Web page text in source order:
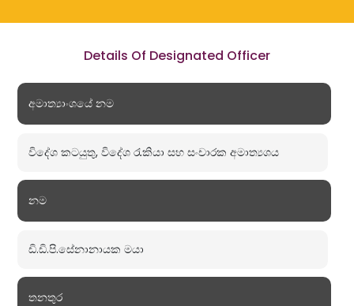
Details Of Designated Officer
අමාත්‍යාංශයේ නම
විදේශ කටයුතු, විදේශ රැකියා සහ සංචාරක අමාත්‍යශය
නම
ඩි.ඩි.පි.සේනානායක මයා
තනතුර